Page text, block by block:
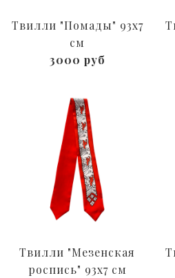
Твилли "Помады" 93x7
см
3000 руб
Твилли "Мезенская
роспись" 93x7 см